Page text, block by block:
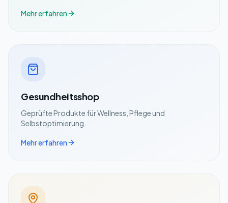
Mehr erfahren
Gesundheitsshop
Geprüfte Produkte für Wellness, Pflege und
Selbstoptimierung.
Mehr erfahren